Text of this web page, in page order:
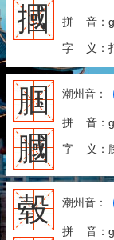
摑
拼 音：
字 义：
腘
膕
潮州音：
拼 音：
字 义：
毂
潮州音：
拼 音：